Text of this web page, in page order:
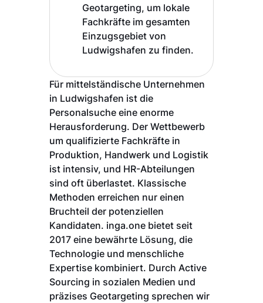
Geotargeting, um lokale
Fachkräfte im gesamten
Einzugsgebiet von
Ludwigshafen zu finden.
Für mittelständische Unternehmen
in Ludwigshafen ist die
Personalsuche eine enorme
Herausforderung. Der Wettbewerb
um qualifizierte Fachkräfte in
Produktion, Handwerk und Logistik
ist intensiv, und HR-Abteilungen
sind oft überlastet. Klassische
Methoden erreichen nur einen
Bruchteil der potenziellen
Kandidaten. inga.one bietet seit
2017 eine bewährte Lösung, die
Technologie und menschliche
Expertise kombiniert. Durch Active
Sourcing in sozialen Medien und
präzises Geotargeting sprechen wir